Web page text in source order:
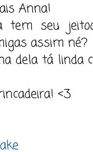
Anna!
tem seu
assim né?
dela tá linda
<3